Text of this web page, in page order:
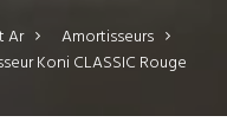
Ar >
Amortisseurs
Koni CLASSIC Rouge